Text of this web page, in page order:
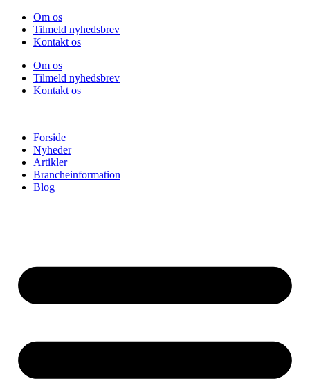
Videre
indhold
Om os
Tilmeld nyhedsbrev
Kontakt os
Om os
Tilmeld nyhedsbrev
Kontakt os
Forside
Nyheder
Artikler
Brancheinformation
Blog